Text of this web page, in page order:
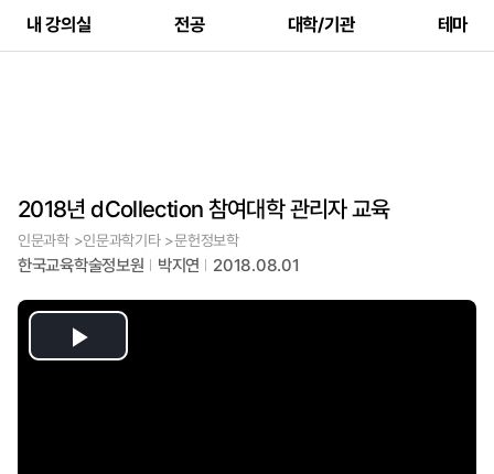
내 강의실 전공 대학/기관 테마
2018년 dCollection 참여대학 관리자 교육
인문과학 >인문과학기타 >문헌정보학
한국교육학술정보원 박지연 2018.08.01
Play